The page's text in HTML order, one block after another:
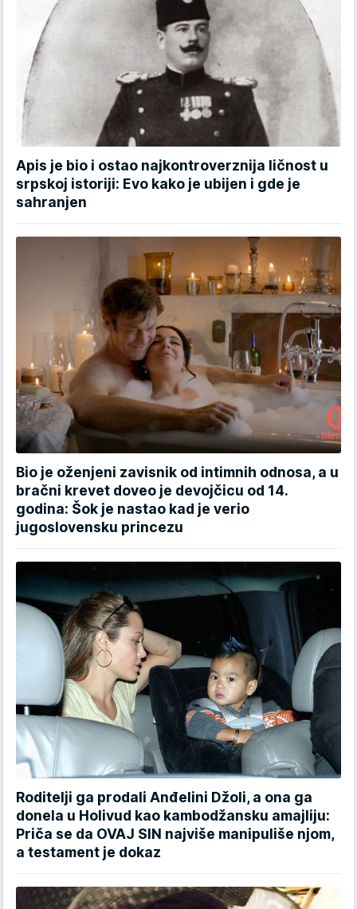
Apis je bio i ostao najkontroverznija ličnost u
srpskoj istoriji: Evo kako je ubijen i gde je
sahranjen
Bio je oženjeni zavisnik od intimnih odnosa, a u
bračni krevet doveo je devojčicu od 14.
godina: Šok je nastao kad je verio
jugoslovensku princezu
Roditelji ga prodali Anđelini Džoli, a ona ga
donela u Holivud kao kambodžansku amajliju:
Priča se da OVAJ SIN najviše manipuliše njom,
a testament je dokaz